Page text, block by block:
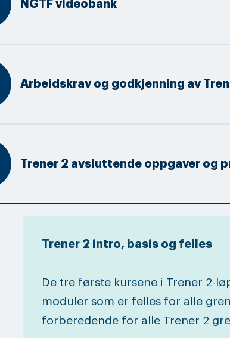
NGTF videobank
Arbeidskrav og godkjenning av
Trener 2 avsluttende oppgaver og
Trener 2 intro, basis og felles
De tre første kursene i Trener 2-
moduler som er felles for alle
forberedende for alle Trener 2